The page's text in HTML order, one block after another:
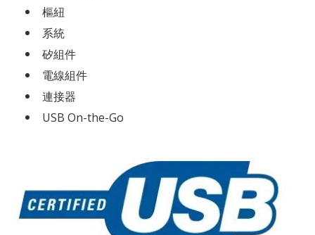
樞紐
系統
矽組件
電線組件
連接器
USB On-the-Go